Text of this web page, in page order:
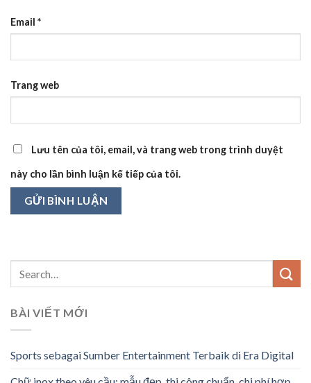
Email *
Trang web
Lưu tên của tôi, email, và trang web trong trình duyệt
này cho lần bình luận kế tiếp của tôi.
BÀI VIẾT MỚI
Sports sebagai Sumber Entertainment Terbaik di Era Digital